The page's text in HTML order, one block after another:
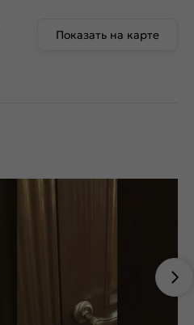
Показать на карте